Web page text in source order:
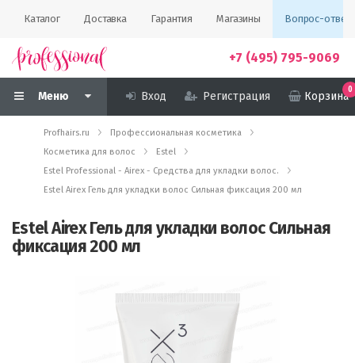
Каталог Доставка Гарантия Магазины Вопрос-ответ
+7 (495) 795-9069
Меню Вход Регистрация Корзина
0
Profhairs.ru
Профессиональная косметика
Косметика для волос
Estel
Estel Professional - Airex - Средства для укладки волос.
Estel Airex Гель для укладки волос Сильная фиксация 200 мл
Estel Airex Гель для укладки волос Сильная
фиксация 200 мл